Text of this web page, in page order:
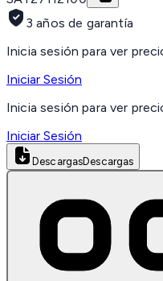
3 años de garantía
Inicia sesión para ver
Iniciar Sesión
Inicia sesión para ver
Iniciar Sesión
DescargasDescargas